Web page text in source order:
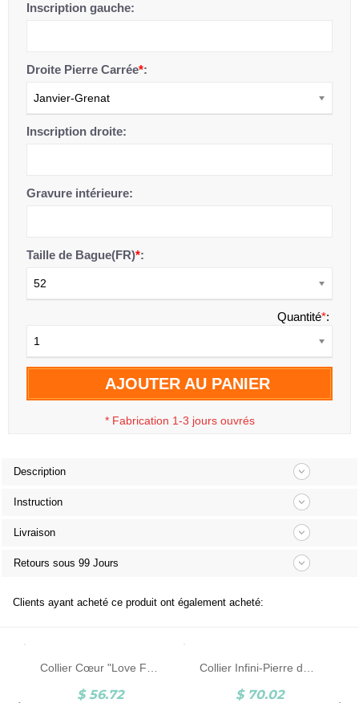
Inscription gauche:
Droite Pierre Carrée*:
Janvier-Grenat
Inscription droite:
Gravure intérieure:
Taille de Bague(FR)*:
52
Quantité*:
1
AJOUTER AU PANIER
* Fabrication 1-3 jours ouvrés
Description
Instruction
Livraison
Retours sous 99 Jours
Clients ayant acheté ce produit ont également acheté:
$ 56.72 $ 70.02